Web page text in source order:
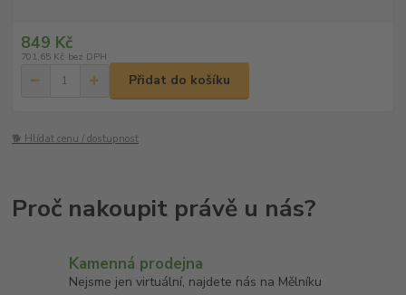
849 Kč
701,65 Kč bez DPH
Přidat do košíku
🐕 Hlídat cenu / dostupnost
Kamenná prodejna
Nejsme jen virtuální, najdete nás na Mělníku